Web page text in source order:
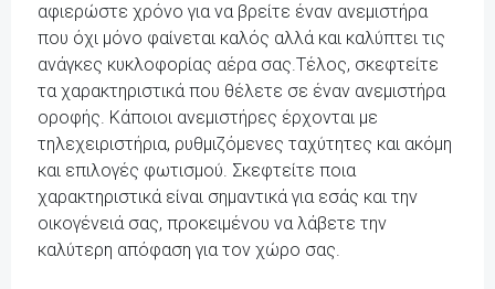
αφιερώστε χρόνο για να βρείτε έναν ανεμιστήρα
που όχι μόνο φαίνεται καλός αλλά και καλύπτει τις
ανάγκες κυκλοφορίας αέρα σας.Τέλος, σκεφτείτε
τα χαρακτηριστικά που θέλετε σε έναν ανεμιστήρα
οροφής. Κάποιοι ανεμιστήρες έρχονται με
τηλεχειριστήρια, ρυθμιζόμενες ταχύτητες και ακόμη
και επιλογές φωτισμού. Σκεφτείτε ποια
χαρακτηριστικά είναι σημαντικά για εσάς και την
οικογένειά σας, προκειμένου να λάβετε την
καλύτερη απόφαση για τον χώρο σας.